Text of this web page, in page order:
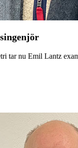
tar nu Emil Lantz